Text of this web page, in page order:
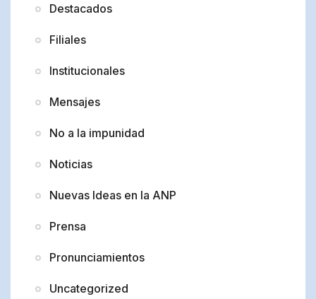
Destacados
Filiales
Institucionales
Mensajes
No a la impunidad
Noticias
Nuevas Ideas en la ANP
Prensa
Pronunciamientos
Uncategorized